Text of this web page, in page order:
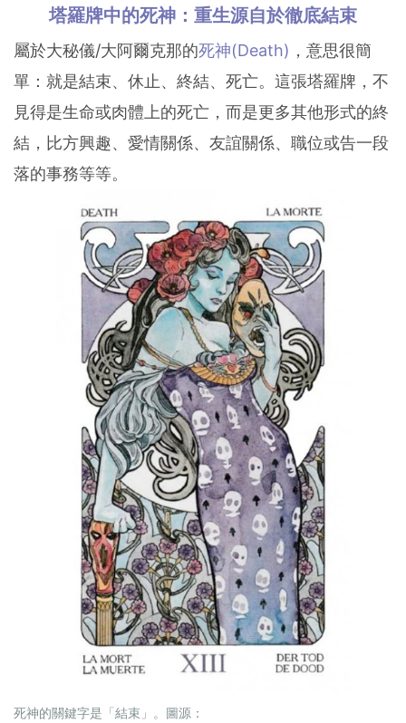
塔羅牌中的死神：重生源自於徹底結束
屬於大秘儀/大阿爾克那的死神(Death) ，意思很簡
單：就是結束、休止、終結、死亡。這張塔羅牌，不
見得是生命或肉體上的死亡，而是更多其他形式的終
結，比方興趣、愛情關係、友誼關係、職位或告一段
落的事務等等。
死神的關鍵字是「結束」。圖源：